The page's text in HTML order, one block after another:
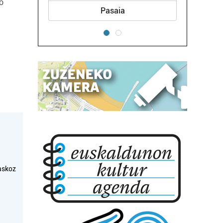
Errenteria-Orereta